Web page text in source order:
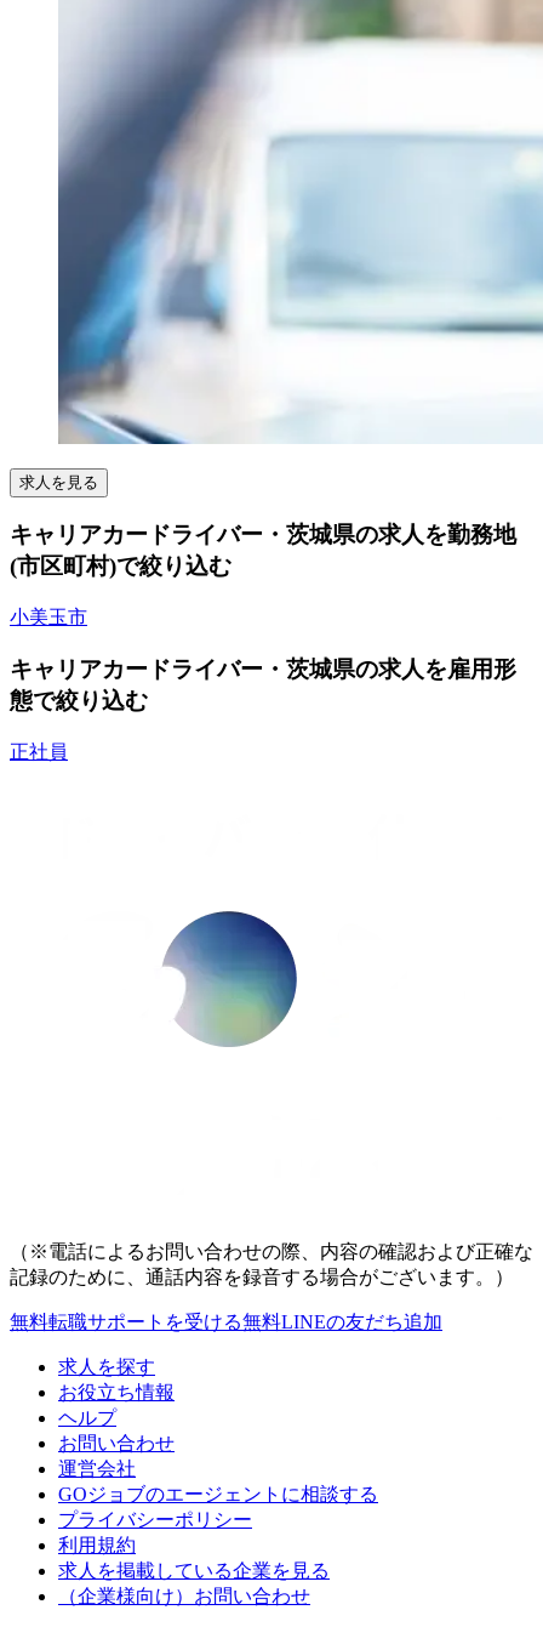
求人を見る
キャリアカードライバー・茨城県の求人を勤務地
(市区町村)で絞り込む
小美玉市
キャリアカードライバー・茨城県の求人を雇用形
態で絞り込む
正社員
（※電話によるお問い合わせの際、内容の確認および正確な
記録のために、通話内容を録音する場合がございます。）
無料転職サポートを受ける無料LINEの友だち追加
求人を探す
お役立ち情報
ヘルプ
お問い合わせ
運営会社
GOジョブのエージェントに相談する
プライバシーポリシー
利用規約
求人を掲載している企業を見る
（企業様向け）お問い合わせ